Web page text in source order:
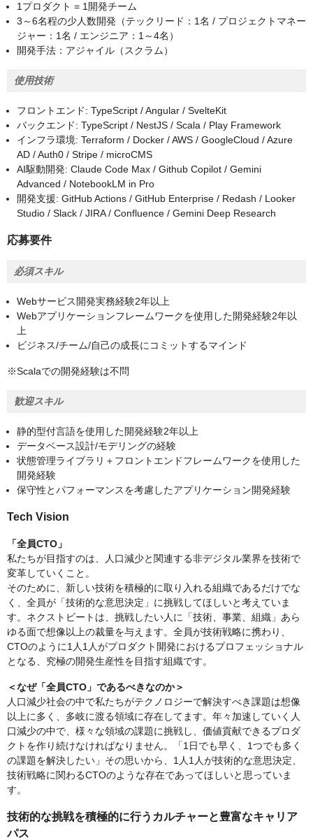
1プロダクト = 1開発チーム
3～6名程の少人数開発（テックリード：1名 / プロジェクトマネー
ジャー：1名 / エンジニア：1～4名）
開発手法：アジャイル（スクラム）
使用技術
フロントエンド: TypeScript / Angular / SvelteKit
バックエンド: TypeScript / NestJS / Scala / Play Framework
インフラ環境: Terraform / Docker / AWS / GoogleCloud / Azure
AD / Auth0 / Stripe / microCMS
AI駆動開発: Claude Code Max / Github Copilot / Gemini
Advanced / NotebookLM in Pro
開発支援: GitHub Actions / GitHub Enterprise / Redash / Looker
Studio / Slack / JIRA / Confluence / Gemini Deep Research
応募要件
必須スキル
Webサービス開発実務経験2年以上
Webアプリケーションフレームワークを使用した開発経験2年以
上
ビジネス/チーム/自己の成長にコミットするマインド
※Scalaでの開発経験は不問
歓迎スキル
静的型付言語を使用した開発経験2年以上
データベース設計/モデリングの経験
状態管理ライブラリ＋フロントエンドフレームワークを使用した
開発経験
保守性とパフォーマンスを考慮したアプリケーション開発経験
Tech Vision
「全員CTO」
私たちが目指すのは、人口減少と関連する非デジタル業界を技術で
変革していくこと。
そのために、新しい技術を積極的に取り入れる組織であるだけでな
く、全員が「技術的な意思決定」に挑戦してほしいと考えていま
す。ネクストビートは、挑戦したい人に「技術、事業、組織」あら
ゆる面で想像以上の裁量を与えます。全員が技術戦略に携わり、
CTOのように1人1人がプロダクト開発におけるプロフェッショナル
となる、究極の開発生産性を目指す組織です。
＜なぜ「全員CTO」であるべきなのか＞
人口減少社会の中で私たちがテクノロジーで解決すべき課題は想像
以上に多く、多岐に渡る領域に存在してます。年々加速していく人
口減少の中で、様々な領域の課題に挑戦し、価値貢献できるプロダ
クトを作り続けなければなりません。「1日でも早く、1つでも多く
の課題を解決したい」その思いから、1人1人が技術的な意思決定、
技術戦略に関わるCTOのような存在であってほしいと思っていま
す。
技術的な挑戦を積極的に行うカルチャーと豊富なキャリア
パス